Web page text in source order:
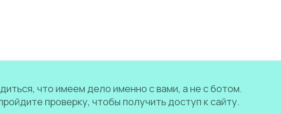
что имеем дело именно с вами, а не с ботом.
проверку, чтобы получить доступ к сайту.